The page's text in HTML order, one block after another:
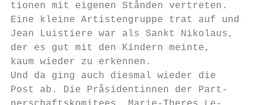
tionen mit eigenen Stånden vertreten.
Eine kleine Artistengruppe trat auf und
Jean Luistiere war als Sankt Nikolaus,
der es gut mit den Kindern meinte,
kaum wieder zu erkennen.
Und da ging auch diesmal wieder die
Post ab. Die Pråsidentinnen der Part-